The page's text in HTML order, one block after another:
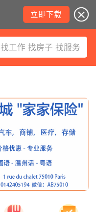
立即下载
找工作 找房子 找服务